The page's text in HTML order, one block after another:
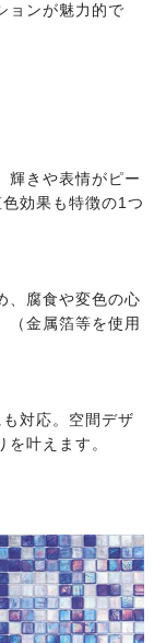
ョンが魅力的で
輝きや表情がピー
効果も特徴の1つ
、腐食や変色の心
（金属箔等を使用
対応。空間デザ
叶えます。